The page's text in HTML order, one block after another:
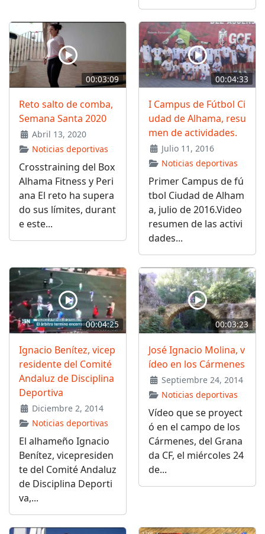
00:03:09
Reto salto de comba,
Semana Santa 2020
Abril 13, 2020
Noticias deportivas
Crosstraining del Box
Alhama Fitness y Peri
ana El reto ha supera
do sus límites, durant
e este...
00:04:33
I Campus de Fútbol Ci
udad de Alhama, resu
men de actividades.
Julio 11, 2016
Noticias deportivas
Primer Campus de fú
tbol Ciudad de Alham
a, julio de 2016.Video
resumen de las activi
dades...
00:04:25
Ignacio Benítez, vicep
residente del Comité
Andaluz de Disciplina
Deportiva
Diciembre 2, 2014
Noticias deportivas
El alhameño Ignacio
Benítez, vicepresiden
te del Comité Andaluz
de Disciplina Deporti
va,...
00:03:23
José Ignacio Molina, v
ídeo en los Cármenes
Septiembre 24, 2014
Noticias deportivas
Vídeo que se proyect
ó en el campo de los
Cármenes, del Grana
da CF, el miércoles 24
de...